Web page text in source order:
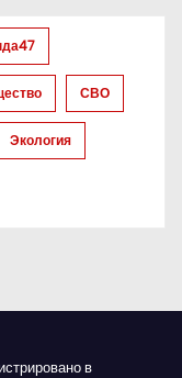
СВО
Экология
в